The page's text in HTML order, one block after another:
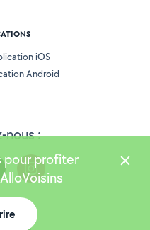
nous :
iOS
Android
pour profiter